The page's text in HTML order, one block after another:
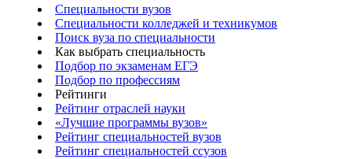
Специальности вузов
Специальности колледжей и техникумов
Поиск вуза по специальности
Как выбрать специальность
Подбор по экзаменам ЕГЭ
Подбор по профессиям
Рейтинги
Рейтинг отраслей науки
«Лучшие программы вузов»
Рейтинг специальностей вузов
Рейтинг специальностей ссузов